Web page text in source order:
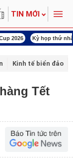
TIN MỚI
khóa XVI Đảm bảo
Kinh tế biển đảo
Tết